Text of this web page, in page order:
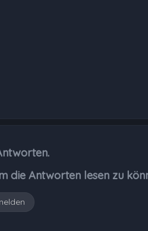
die Antworten lesen zu